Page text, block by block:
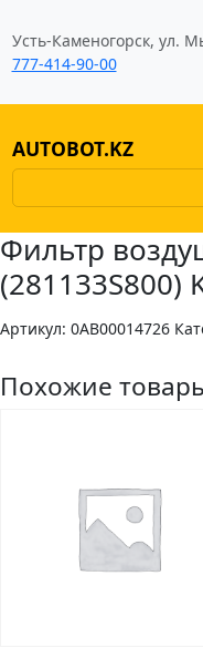
Усть-Каменогорск, ул.
777-414-90-00
AUTOBOT.KZ
Фильтр
(281133S800)
Артикул: 0AB00014726
Похожие